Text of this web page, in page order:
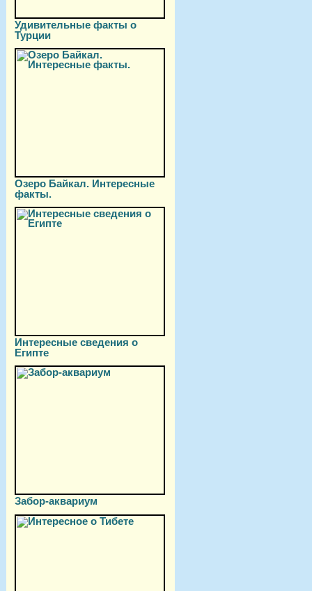
Удивительные факты о
Турции
Озеро Байкал. Интересные
факты.
Интересные сведения о
Египте
Забор-аквариум